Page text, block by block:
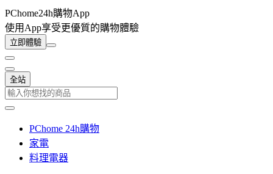
PChome24h購物App
使用App享受更優質的購物體驗
立即體驗
全站
PChome 24h購物
家電
料理電器